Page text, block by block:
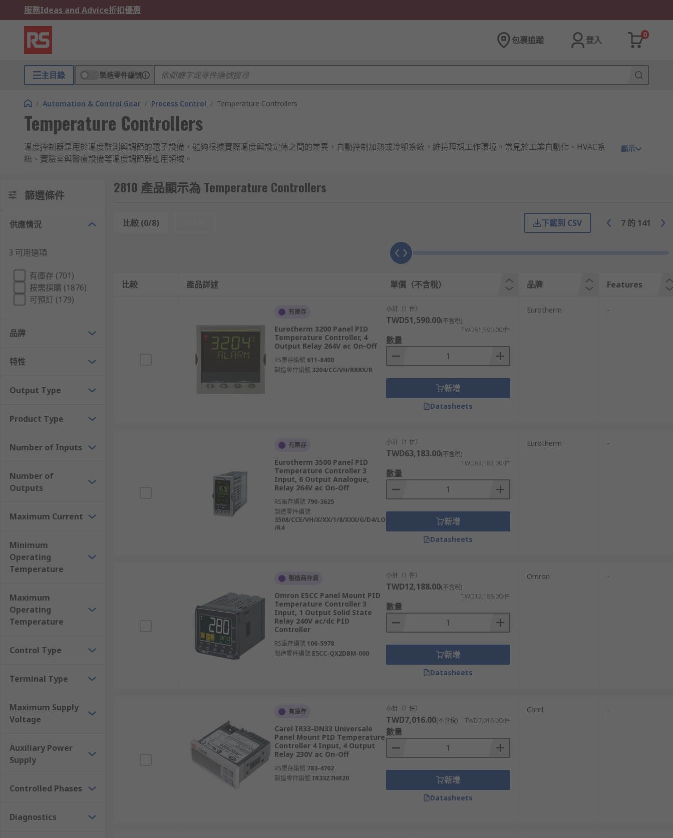
服務Ideas and Advice折扣優惠
包裹追蹤 登入
0
主目錄 製造零件編號
/ Automation & Control Gear / Process Control / Temperature Controllers
Temperature Controllers
溫度控制器是用於溫度監測與調節的電子設備，能夠根據實際溫度與設定值之間的差異，自動控制加熱或冷卻系統，維持理想工作環境。常見於工業自動化、HVAC系
統、實驗室與醫療設備等溫度調節器應用領域。
溫度控制器的類型和運作原理
ON/OFF 控制器:
DTC-A 系列:
控制精準，支援設定時間間隔與溫度值，適用於彈性加熱器。
DTC-T 系列:
溫度控制器的常見工業與商業應用場景
溫控器廣泛應用於各行各業，從日常家電到高端科研設備皆不可或缺。以下是幾個常見的應用領域與實際用途：
家庭與商業電器應用:
用於燃料炊飯機、電燈、加熱器等，將溫度調整在持續節能范圍内。
常用於控制室內溫度、熱溫交換與通風效能，確保室內舒適。
醫療保健領域: 應用於病原背景的核酸熱效處理、體溫量測與斷抵顯證器等。
溫度控制與調節器選購指南
選購溫度控制器或電子溫控器時，需根據實際應用需求、設備相容性與預算等多方面進行綜合考量，以下為主要選購重點：
PID、ON/OFF或完全數位控制
輸出控制:電壓控制、電流輸出或 SSR
顯示與介面:
應用場景與品牌信賴:
選擇 RS 台灣作為您的溫度控制器廠商
RS 台灣是您信賴的工業溫度控制器販售設備供應商，提供 Eurotherm、
等矩網商品。我們的線上訂購系統擁有用戶自動管理、優化搜尋與資料設
計，大量商品支援即日送達，購物滿額還可享免運優惠。
與數據繪圖設備，配合該類設備打造一體化溫度控制系統。
顯示
篩選條件
供應情況
3 可用選項
有庫存 (701)
按需採購 (1876)
可預訂 (179)
品牌
特性
Output Type
Product Type
Number of Inputs
Number of
Outputs
Maximum Current
Minimum
Operating
Temperature
Maximum
Operating
Temperature
Control Type
Terminal Type
Maximum Supply
Voltage
Auxiliary Power
Supply
Controlled Phases
Diagnostics
2810 產品顯示為 Temperature Controllers
比較 (0/8) 下載到 CSV 7 的 141
比較 產品詳述 單價（不含稅） 品牌 Features
有庫存
Eurotherm 3200 Panel PID
Temperature Controller, 4
Output Relay 264V ac On-Off
RS庫存編號 611-8400
製造零件編號 3204/CC/VH/RRRX/R
小計（1 件）
TWD51,590.00(不含稅)
TWD51,590.00/件
數量
新增
Datasheets
Eurotherm -
有庫存
Eurotherm 3500 Panel PID
Temperature Controller 3
Input, 6 Output Analogue,
Relay 264V ac On-Off
RS庫存編號 790-3625
製造零件編號
3508/CCE/VH/X/XX/1/8/XXX/G/D4/LO
/R4
小計（1 件）
TWD63,183.00(不含稅)
TWD63,183.00/件
數量
新增
Datasheets
Eurotherm -
製造商存貨
Omron E5CC Panel Mount PID
Temperature Controller 3
Input, 1 Output Solid State
Relay 240V ac/dc PID
Controller
RS庫存編號 106-5978
製造零件編號 E5CC-QX2DBM-000
小計（1 件）
TWD12,188.00(不含稅)
TWD12,188.00/件
數量
新增
Datasheets
Omron -
有庫存
Carel IR33-DN33 Universale
Panel Mount PID Temperature
Controller 4 Input, 4 Output
Relay 230V ac On-Off
RS庫存編號 783-4702
製造零件編號 IR33Z7HR20
小計（1 件）
TWD7,016.00(不含稅) TWD7,016.00/件
數量
新增
Datasheets
Carel -